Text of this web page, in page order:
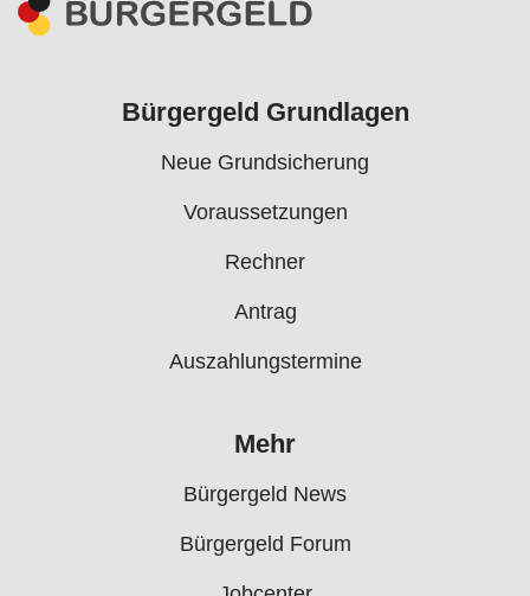
Bürgergeld Grundlagen
Neue Grundsicherung
Voraussetzungen
Rechner
Antrag
Auszahlungstermine
Mehr
Bürgergeld News
Bürgergeld Forum